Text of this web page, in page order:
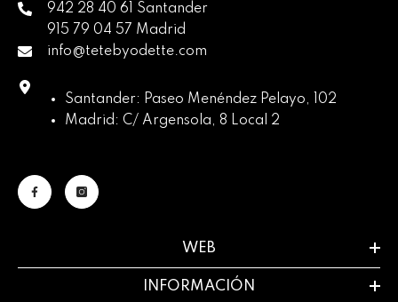
942 28 40 61 Santander
915 79 04 57 Madrid
info@tetebyodette.com
Santander: Paseo Menéndez Pelayo, 102
Madrid: C/ Argensola, 8 Local 2
WEB
INFORMACIÓN